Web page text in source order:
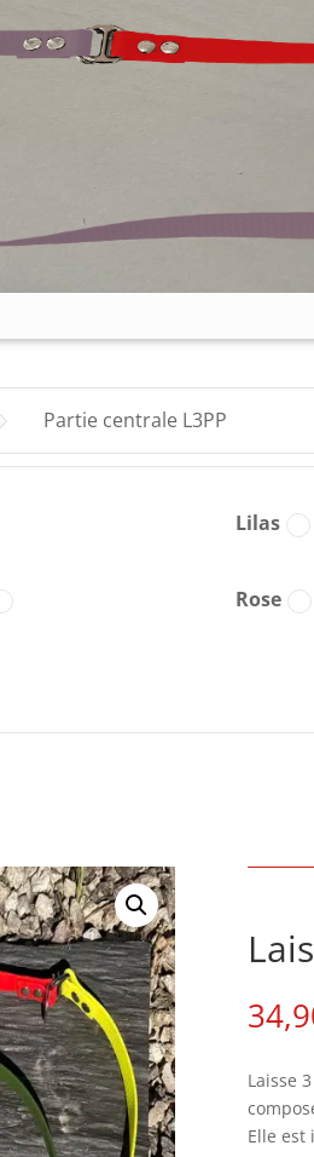
Partie centrale L3PP
Lilas
Rose
Laisse
Elle est